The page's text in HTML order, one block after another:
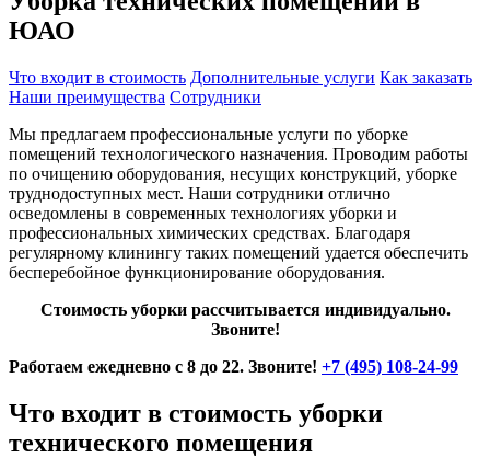
ЮАО
Что входит в стоимость Дополнительные услуги Как заказать
Наши преимущества Сотрудники
Мы предлагаем профессиональные услуги по уборке
помещений технологического назначения. Проводим работы
по очищению оборудования, несущих конструкций, уборке
труднодоступных мест. Наши сотрудники отлично
осведомлены в современных технологиях уборки и
профессиональных химических средствах. Благодаря
регулярному клинингу таких помещений удается обеспечить
бесперебойное функционирование оборудования.
Стоимость уборки рассчитывается индивидуально.
Звоните!
Работаем ежедневно с 8 до 22. Звоните! +7 (495) 108-24-99
Что входит в стоимость уборки
технического помещения